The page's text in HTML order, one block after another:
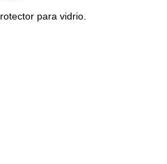
para vidrio.